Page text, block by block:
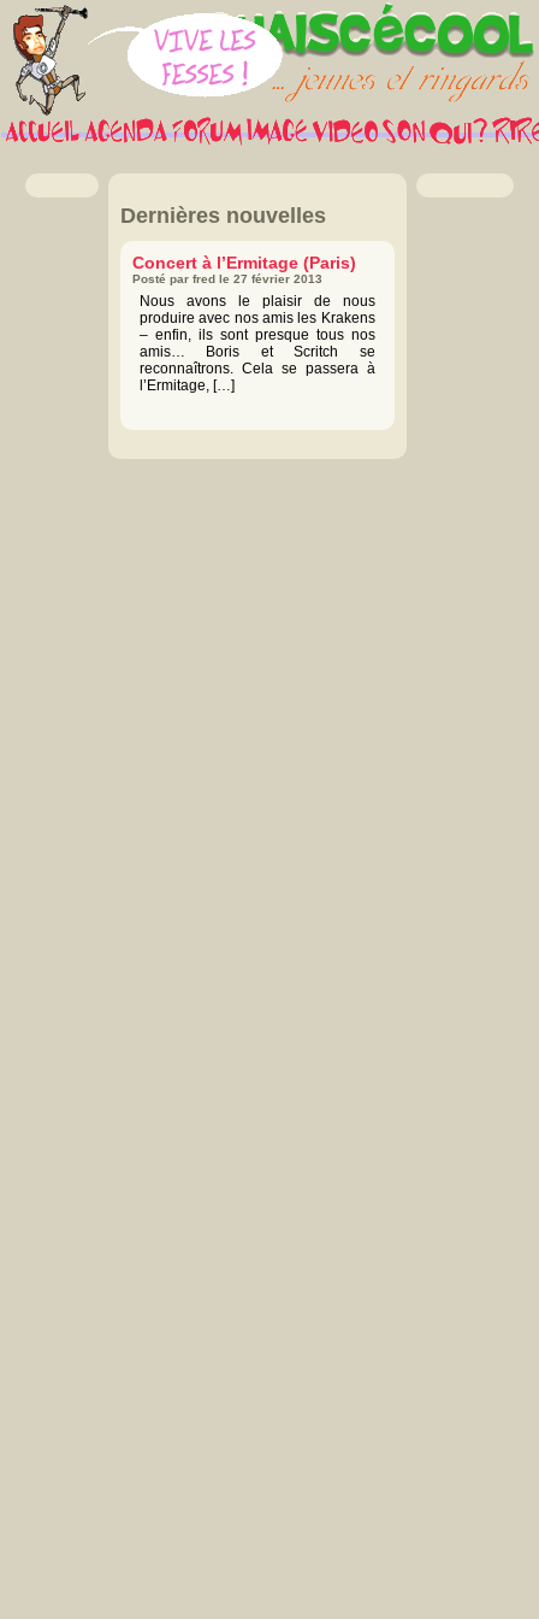
Dernières nouvelles
Concert à l’Ermitage (Paris)
Posté par fred le 27 février 2013
Nous avons le plaisir de nous
produire avec nos amis les Krakens
– enfin, ils sont presque tous nos
amis… Boris et Scritch se
reconnaîtrons. Cela se passera à
l’Ermitage, […]